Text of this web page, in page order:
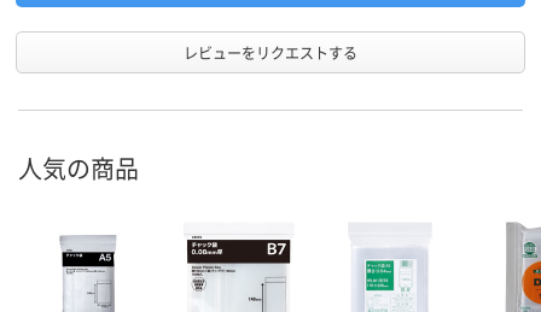
レビューをリクエストする
人気の商品